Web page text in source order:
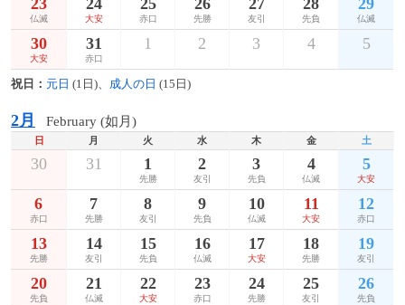
23
仏滅
24
大安
25
赤口
26
先勝
27
友引
28
先負
29
仏滅
30
大安
31
赤口
1 2 3 4 5
祝日： 元日 (1日)、 成人の日 (15日)
2月 February (如月)
日 月 火 水 木 金 土
30 31 1
先勝
2
友引
3
先負
4
仏滅
5
大安
6
赤口
7
先勝
8
友引
9
先負
10
仏滅
11
大安
12
赤口
13
先勝
14
友引
15
先負
16
仏滅
17
大安
18
先勝
19
友引
20
先負
21
仏滅
22
大安
23
赤口
24
先勝
25
友引
26
先負